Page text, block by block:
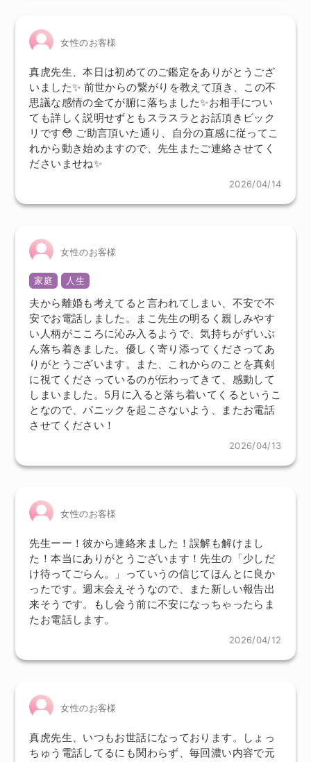
女性のお客様
真虎先生、本日は初めてのご鑑定をありがとうござ
いました✨ 前世からの繋がりを教えて頂き、この不
思議な感情の全てが腑に落ちました✨お相手につい
ても詳しく説明せずともスラスラとお話頂きビック
リです😳 ご助言頂いた通り、自分の直感に従ってこ
れから動き始めますので、先生またご連絡させてく
ださいませね✨
2026/04/14
女性のお客様
家庭 人生
夫から離婚も考えてると言われてしまい、不安で不
安でお電話しました。まこ先生の明るく親しみやす
い人柄がこころに沁み入るようで、気持ちがずいぶ
ん落ち着きました。優しく寄り添ってくださってあ
りがとうございます。また、これからのことを真剣
に視てくださっているのが伝わってきて、感動して
しまいました。5月に入ると落ち着いてくるというこ
となので、パニックを起こさないよう、またお電話
させてください！
2026/04/13
女性のお客様
先生ーー！彼から連絡来ました！誤解も解けまし
た！本当にありがとうございます！先生の「少しだ
け待ってごらん。」っていうの信じてほんとに良か
ったです。週末会えそうなので、また新しい報告出
来そうです。もし会う前に不安になっちゃったらま
たお電話します。
2026/04/12
女性のお客様
真虎先生、いつもお世話になっております。しょっ
ちゅう電話してるにも関わらず、毎回濃い内容で元